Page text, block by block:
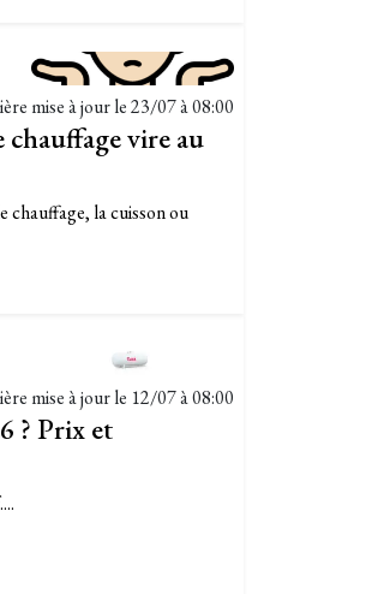
mise à jour le23/07 à 08:00
vire au
chauffage, la cuisson ou
mise à jour le 12/07 à 08:00
? Prix et